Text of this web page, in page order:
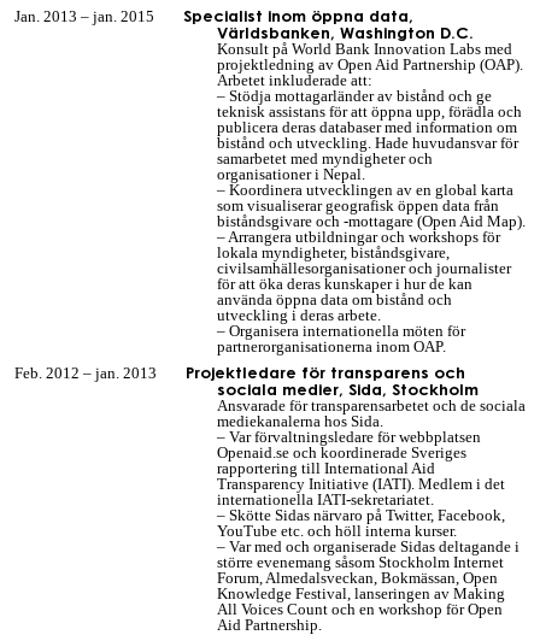
Jan. 2013 – jan. 2015 Specialist inom öppna data,
Världsbanken, Washington D.C.
Konsult på World Bank Innovation Labs med
projektledning av Open Aid Partnership (OAP).
Arbetet inkluderade att:
– Stödja mottagarländer av bistånd och ge
teknisk assistans för att öppna upp, förädla och
publicera deras databaser med information om
bistånd och utveckling. Hade huvudansvar för
samarbetet med myndigheter och
organisationer i Nepal.
– Koordinera utvecklingen av en global karta
som visualiserar geografisk öppen data från
biståndsgivare och -mottagare (Open Aid Map).
– Arrangera utbildningar och workshops för
lokala myndigheter, biståndsgivare,
civilsamhällesorganisationer och journalister
för att öka deras kunskaper i hur de kan
använda öppna data om bistånd och
utveckling i deras arbete.
– Organisera internationella möten för
partnerorganisationerna inom OAP.
Feb. 2012 – jan. 2013 Projektledare för transparens och
sociala medier, Sida, Stockholm
Ansvarade för transparensarbetet och de sociala
mediekanalerna hos Sida.
– Var förvaltningsledare för webbplatsen
Openaid.se och koordinerade Sveriges
rapportering till International Aid
Transparency Initiative (IATI). Medlem i det
internationella IATI-sekretariatet.
– Skötte Sidas närvaro på Twitter, Facebook,
YouTube etc. och höll interna kurser.
– Var med och organiserade Sidas deltagande i
större evenemang såsom Stockholm Internet
Forum, Almedalsveckan, Bokmässan, Open
Knowledge Festival, lanseringen av Making
All Voices Count och en workshop för Open
Aid Partnership.